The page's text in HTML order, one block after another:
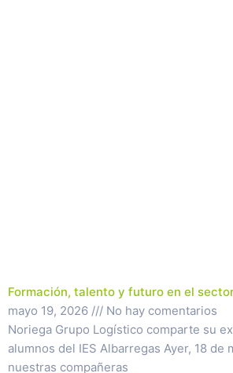
Formación, talento y futuro en el
mayo 19, 2026
No hay comentarios
Noriega Grupo Logístico comparte su
alumnos del IES Albarregas Ayer, 18 de
nuestras compañeras